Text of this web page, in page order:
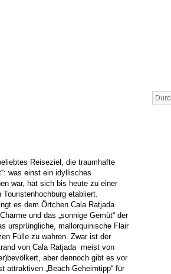
Reiseziel, die traumhafte
was einst ein idyllisches
war, hat sich bis heute zu einer
Touristenhochburg etabliert.
es dem Örtchen Cala Ratjada
und das „sonnige Gemüt“ der
ursprüngliche, mallorquinische Flair
Fülle zu wahren. Zwar ist der
von Cala Ratjada meist von
aber dennoch gibt es vor
attraktiven „Beach-Geheimtipp“ für